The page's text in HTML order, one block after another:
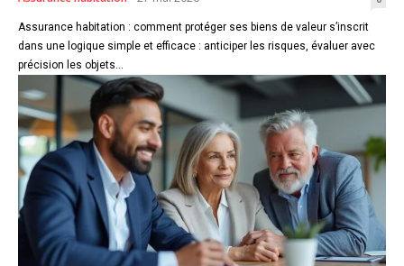
Assurance habitation : comment protéger ses biens de valeur s’inscrit
dans une logique simple et efficace : anticiper les risques, évaluer avec
précision les objets...